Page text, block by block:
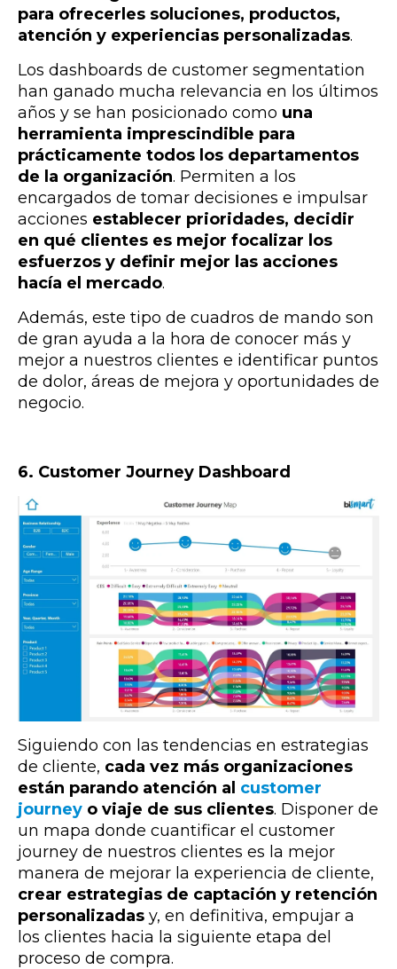
para ofrecerles soluciones, productos,
atención y experiencias personalizadas.
Los dashboards de customer segmentation
han ganado mucha relevancia en los últimos
años y se han posicionado como una
herramienta imprescindible para
prácticamente todos los departamentos
de la organización. Permiten a los
encargados de tomar decisiones e impulsar
acciones establecer prioridades, decidir
en qué clientes es mejor focalizar los
esfuerzos y definir mejor las acciones
hacía el mercado.
Además, este tipo de cuadros de mando son
de gran ayuda a la hora de conocer más y
mejor a nuestros clientes e identificar puntos
de dolor, áreas de mejora y oportunidades de
negocio.
6. Customer Journey Dashboard
Siguiendo con las tendencias en estrategias
de cliente, cada vez más organizaciones
están parando atención al customer
journey o viaje de sus clientes. Disponer de
un mapa donde cuantificar el customer
journey de nuestros clientes es la mejor
manera de mejorar la experiencia de cliente,
crear estrategias de captación y retención
personalizadas y, en definitiva, empujar a
los clientes hacia la siguiente etapa del
proceso de compra.